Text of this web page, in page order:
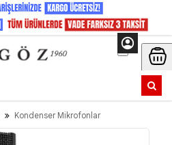
Kondenser Mikrofonlar